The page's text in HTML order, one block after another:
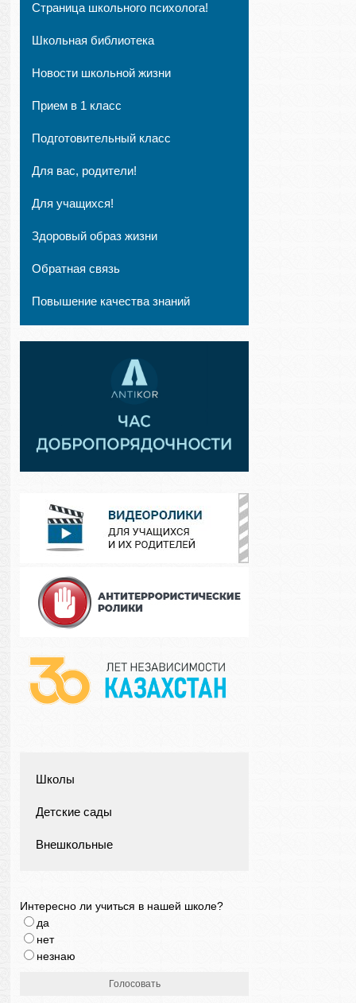
Страница школьного психолога!
Школьная библиотека
Новости школьной жизни
Прием в 1 класс
Подготовительный класс
Для вас, родители!
Для учащихся!
Здоровый образ жизни
Обратная связь
Повышение качества знаний
Школы
Детские сады
Внешкольные
Интересно ли учиться в нашей школе?
да
нет
незнаю
Голосовать